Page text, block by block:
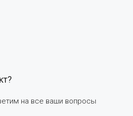
на все ваши вопросы